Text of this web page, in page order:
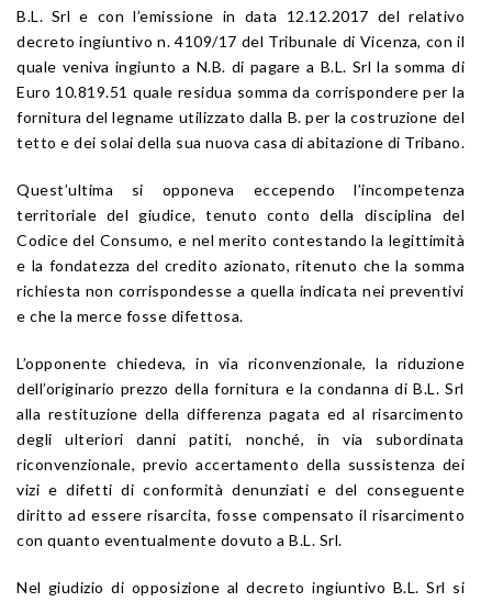
B.L. Srl e con l’emissione in data 12.12.2017 del relativo
decreto ingiuntivo n. 4109/17 del Tribunale di Vicenza, con il
quale veniva ingiunto a N.B. di pagare a B.L. Srl la somma di
Euro 10.819.51 quale residua somma da corrispondere per la
fornitura del legname utilizzato dalla B. per la costruzione del
tetto e dei solai della sua nuova casa di abitazione di Tribano.
Quest’ultima si opponeva eccependo l’incompetenza
territoriale del giudice, tenuto conto della disciplina del
Codice del Consumo, e nel merito contestando la legittimità
e la fondatezza del credito azionato, ritenuto che la somma
richiesta non corrispondesse a quella indicata nei preventivi
e che la merce fosse difettosa.
L’opponente chiedeva, in via riconvenzionale, la riduzione
dell’originario prezzo della fornitura e la condanna di B.L. Srl
alla restituzione della differenza pagata ed al risarcimento
degli ulteriori danni patiti, nonché, in via subordinata
riconvenzionale, previo accertamento della sussistenza dei
vizi e difetti di conformità denunziati e del conseguente
diritto ad essere risarcita, fosse compensato il risarcimento
con quanto eventualmente dovuto a B.L. Srl.
Nel giudizio di opposizione al decreto ingiuntivo B.L. Srl si